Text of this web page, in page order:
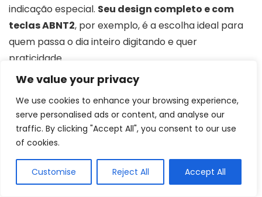
We value your privacy
We use cookies to enhance your browsing experience,
serve personalised ads or content, and analyse our
traffic. By clicking "Accept All", you consent to our use
of cookies.
Customise Reject All Accept All
indicação especial. Seu design completo e com
teclas ABNT2, por exemplo, é a escolha ideal para
quem passa o dia inteiro digitando e quer
praticidade.
and play torna o modelo ainda mais prático. Com o
USB wireless,você fica livre para conectar o
teclado a qualquer dispositivo, além de poder
ficar um pouco mais longe da tela, o que é
perfeito para descansar os olhos.